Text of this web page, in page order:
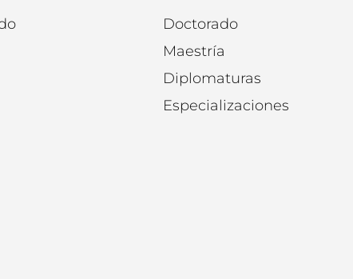
Doctorado
Maestría
Diplomaturas
Especializaciones